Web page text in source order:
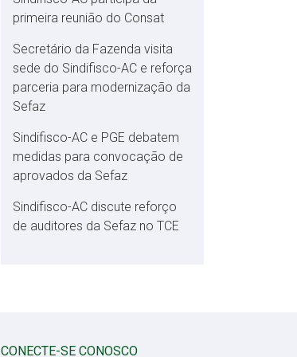
primeira reunião do Consat
Secretário da Fazenda visita
sede do Sindifisco-AC e reforça
parceria para modernização da
Sefaz
Sindifisco-AC e PGE debatem
medidas para convocação de
aprovados da Sefaz
Sindifisco-AC discute reforço
de auditores da Sefaz no TCE
CONECTE-SE CONOSCO